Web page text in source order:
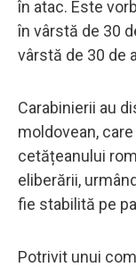
în atac. Este
în vârstă de 30
vârstă de 30 de
Carabinierii au
moldovean,
cetățeanului
eliberării,
fie stabilită pe
Potrivit unui